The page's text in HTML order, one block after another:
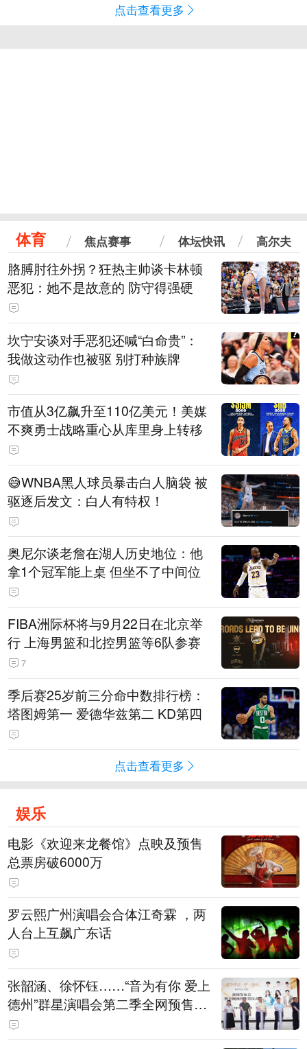
点击查看更多
体育 焦点赛事 体坛快讯 高尔夫
胳膊肘往外拐？狂热主帅谈卡林顿
恶犯：她不是故意的 防守得强硬
坎宁安谈对手恶犯还喊“白命贵”：
我做这动作也被驱 别打种族牌
市值从3亿飙升至110亿美元！美媒
不爽勇士战略重心从库里身上转移
😅WNBA黑人球员暴击白人脑袋 被
驱逐后发文：白人有特权！
奥尼尔谈老詹在湖人历史地位：他
拿1个冠军能上桌 但坐不了中间位
FIBA洲际杯将与9月22日在北京举
行 上海男篮和北控男篮等6队参赛
7
季后赛25岁前三分命中数排行榜：
塔图姆第一 爱德华兹第二 KD第四
点击查看更多
娱乐
电影《欢迎来龙餐馆》点映及预售
总票房破6000万
罗云熙广州演唱会合体江奇霖 ，两
人台上互飙广东话
张韶涵、徐怀钰……“音为有你 爱上
德州”群星演唱会第二季全网预售开
票